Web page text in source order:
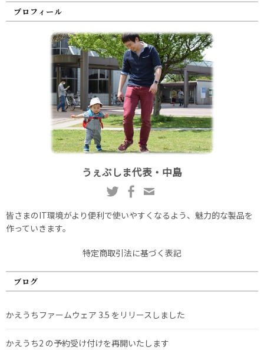
プロフィール
うぇぶしま代表・中島
皆さまのIT環境がより便利で使いやすくなるよう、魅力的な製品を
作っていきます。
特定商取引法に基づく表記
ブログ
かえうちファームウェア 3.5 をリリースしました
かえうち2 の予約受け付けを再開いたします